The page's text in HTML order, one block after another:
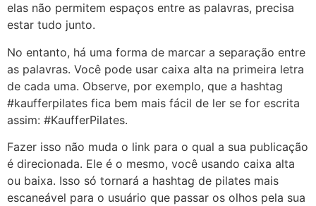
elas não permitem espaços entre as palavras, precisa
estar tudo junto.
No entanto, há uma forma de marcar a separação entre
as palavras. Você pode usar caixa alta na primeira letra
de cada uma. Observe, por exemplo, que a hashtag
#kaufferpilates fica bem mais fácil de ler se for escrita
assim: #KaufferPilates.
Fazer isso não muda o link para o qual a sua publicação
é direcionada. Ele é o mesmo, você usando caixa alta
ou baixa. Isso só tornará a hashtag de pilates mais
escaneável para o usuário que passar os olhos pela sua